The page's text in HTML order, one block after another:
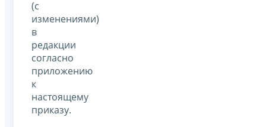
(с
изменениями)
в
редакции
согласно
приложению
к
настоящему
приказу.